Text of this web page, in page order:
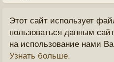
Этот сайт использует
пользоваться данным
на использование нами
Узнать больше.